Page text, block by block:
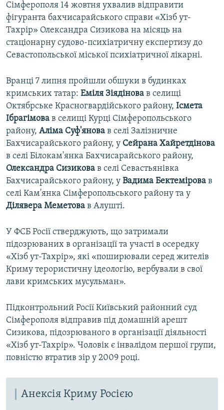
Сімферополя 14 жовтня ухвалив відправити
фігуранта бахчисарайського справи «Хізб ут-
Тахрір» Олександра Сизикова на місяць на
стаціонарну судово-психіатричну експертизу до
Севастопольської міської психіатричної лікарні.
Вранці 7 липня пройшли обшуки в будинках
кримських татар: Еміля Зіядінова в селищі
Октябрське Красногвардійського району, Ісмета
Ібрагімова в селищі Курці Сімферопольського
району, Аліма Суф'янова в селі Залізничне
Бахчисарайського району, у Сейрана Хайретдінова
в селі Білокам'янка Бахчисарайського району,
Олександра Сизикова в селі Севастьянівка
Бахчисарайського району, у Вадима Бектемірова в
селі Кам'янка Сімферопольського району та у
Ділявера Меметова в Алушті.
У ФСБ Росії стверджують, що затримали
підозрюваних в організації та участі в осередку
«Хізб ут-Тахрір», які «поширювали серед жителів
Криму терористичну ідеологію, вербували в свої
лави кримських мусульман».
Підконтрольний Росії Київський районний суд
Сімферополя відправив під домашній арешт
Сизикова, підозрюваного в організації діяльності
«Хізб ут-Тахрір». Чоловік є інвалідом першої групи,
повністю втратив зір у 2009 році.
Анексія Криму Росією